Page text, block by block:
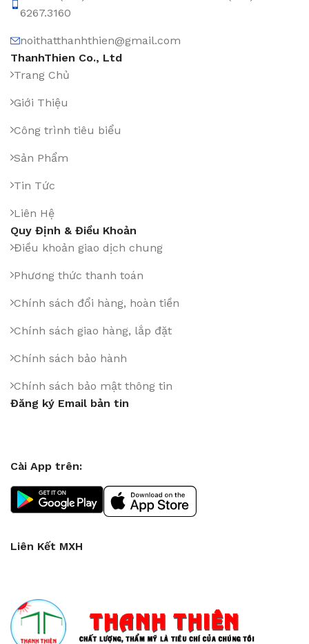
6267.3160
noithatthanhthien@gmail.com
ThanhThien Co., Ltd
Trang Chủ
Giới Thiệu
Công trình tiêu biểu
Sản Phẩm
Tin Tức
Liên Hệ
Quy Định & Điều Khoản
Điều khoản giao dịch chung
Phương thức thanh toán
Chính sách đổi hàng, hoàn tiền
Chính sách giao hàng, lắp đặt
Chính sách bảo hành
Chính sách bảo mật thông tin
Đăng ký Email bản tin
Cài App trên:
Liên Kết MXH